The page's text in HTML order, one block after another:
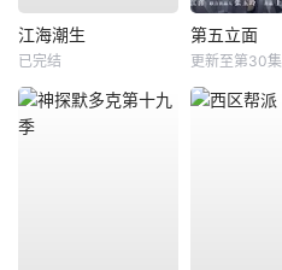
江海潮生
已完结
第五立面
更新至第30集